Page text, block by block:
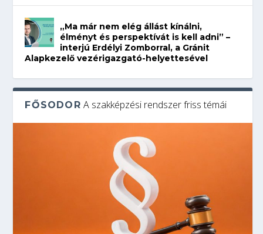
„Ma már nem elég állást kínálni,
élményt és perspektívát is kell adni” –
interjú Erdélyi Zomborral, a Gránit
Alapkezelő vezérigazgató-helyettesével
FŐSODOR A szakképzési rendszer friss témái